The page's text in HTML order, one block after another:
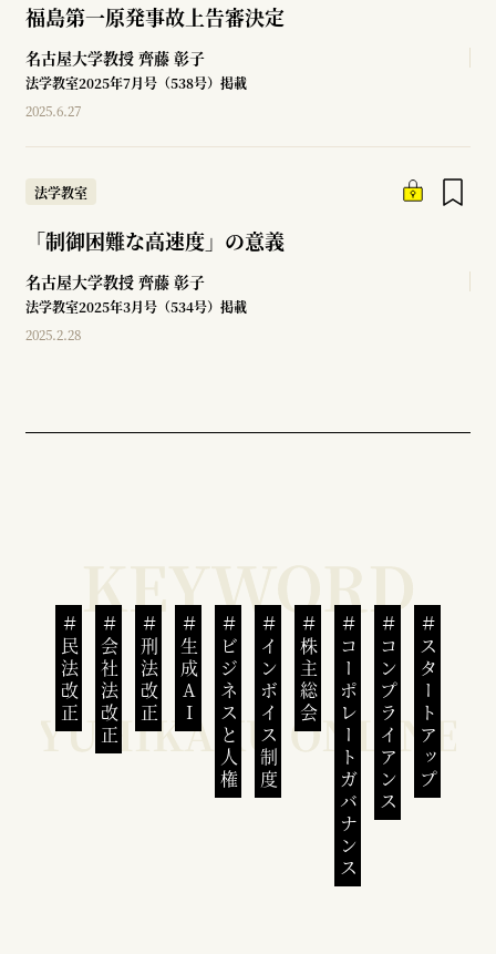
福島第一原発事故上告審決定
名古屋大学教授 齊藤 彰子
法学教室2025年7月号（538号）掲載
2025.6.27
法学教室
「制御困難な高速度」の意義
名古屋大学教授 齊藤 彰子
法学教室2025年3月号（534号）掲載
2025.2.28
民法改正 会社法改正 刑法改正 生成AI ビジネスと人権インボイス制度 株主総会 コーポレートガバナンスコンプライアンススタートアップ